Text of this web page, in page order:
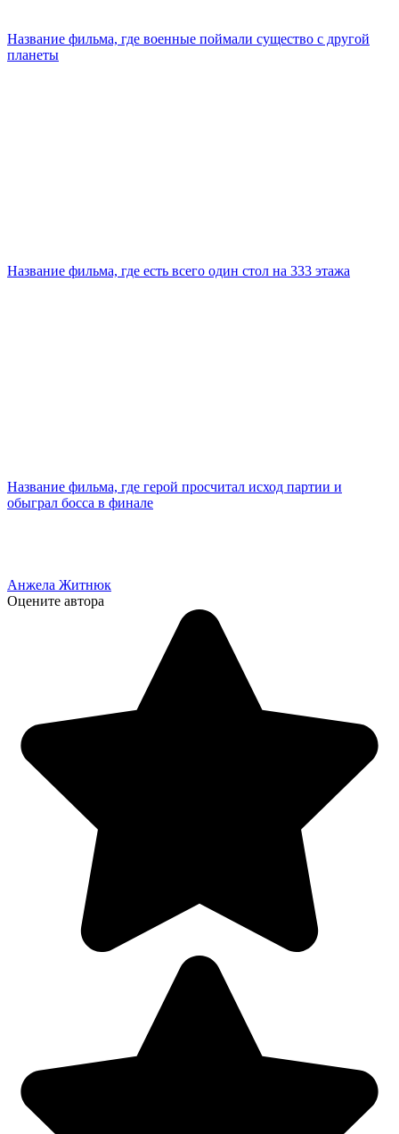
Название фильма, где военные поймали существо с другой
планеты
Название фильма, где есть всего один стол на 333 этажа
Название фильма, где герой просчитал исход партии и
обыграл босса в финале
Анжела Житнюк
Оцените автора